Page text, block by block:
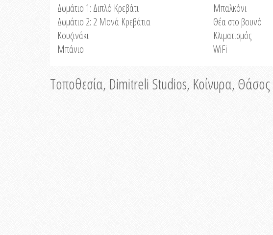
Δωμάτιο 1: Διπλό Κρεβάτι
Δωμάτιο 2: 2 Μονά Κρεβάτια
Κουζινάκι
Μπάνιο
Μπαλκόνι
Θέα στο βουνό
Κλιματισμός
WiFi
Τοποθεσία, Dimitreli Studios, Κοίνυρα, Θάσος